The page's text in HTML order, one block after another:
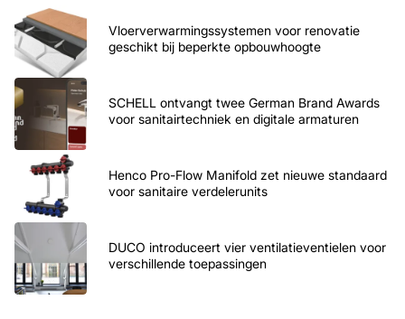
Vloerverwarmingssystemen voor renovatie
geschikt bij beperkte opbouwhoogte
SCHELL ontvangt twee German Brand Awards
voor sanitairtechniek en digitale armaturen
Henco Pro-Flow Manifold zet nieuwe standaard
voor sanitaire verdelerunits
DUCO introduceert vier ventilatieventielen voor
verschillende toepassingen